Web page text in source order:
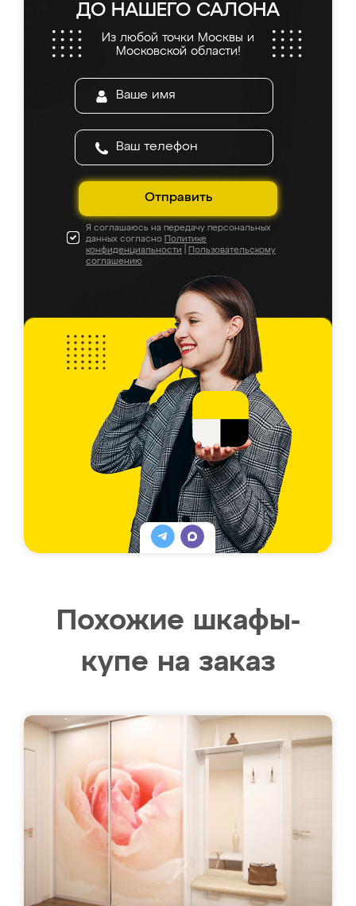
ДО НАШЕГО САЛОНА
Из любой точки Москвы и
Московской области!
Отправить
Я соглашаюсь на передачу персональных
данных согласно Политике
конфиденциальности
Пользовательскому
соглашению
Похожие шкафы-
купе на заказ